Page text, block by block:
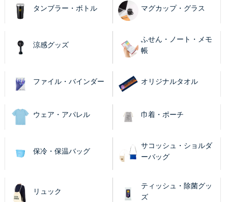
タンブラー・ボトル マグカップ・グラス
涼感グッズ
ふせん・ノート・メモ
帳
ファイル・バインダー オリジナルタオル
ウェア・アパレル 巾着・ポーチ
保冷・保温バッグ
サコッシュ・ショルダ
ーバッグ
リュック
ティッシュ・除菌グッ
ズ